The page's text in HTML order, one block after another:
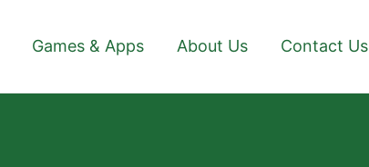
Games & Apps About Us Contact Us